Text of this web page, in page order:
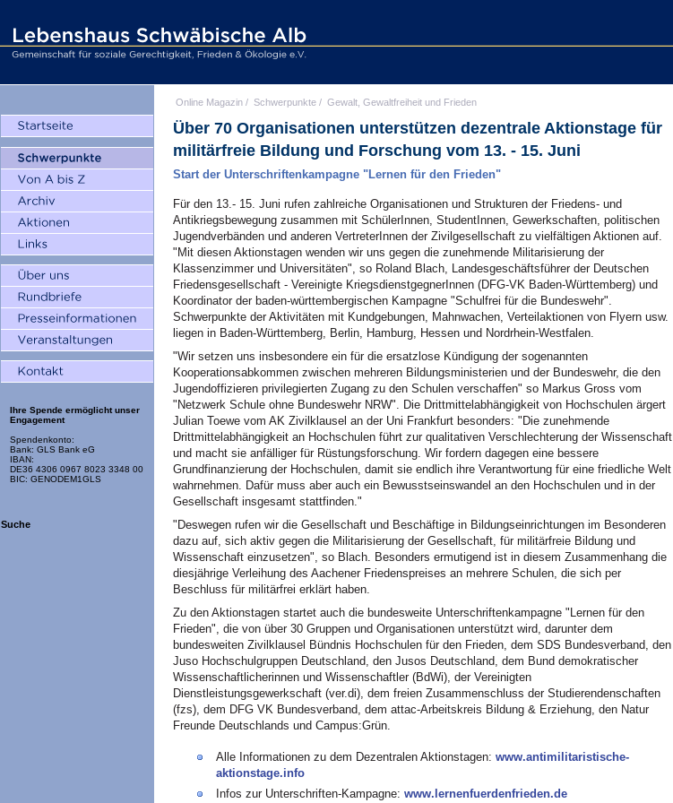
Ihre Spende ermöglicht unser
Engagement
Spendenkonto:
Bank: GLS Bank eG
IBAN:
DE36 4306 0967 8023 3348 00
BIC: GENODEM1GLS
Suche
Online Magazin / Schwerpunkte / Gewalt, Gewaltfreiheit und Frieden
Über 70 Organisationen unterstützen dezentrale Aktionstage für
militärfreie Bildung und Forschung vom 13. - 15. Juni
Start der Unterschriftenkampagne "Lernen für den Frieden"
Für den 13.- 15. Juni rufen zahlreiche Organisationen und Strukturen der Friedens- und
Antikriegsbewegung zusammen mit SchülerInnen, StudentInnen, Gewerkschaften, politischen
Jugendverbänden und anderen VertreterInnen der Zivilgesellschaft zu vielfältigen Aktionen auf.
"Mit diesen Aktionstagen wenden wir uns gegen die zunehmende Militarisierung der
Klassenzimmer und Universitäten", so Roland Blach, Landesgeschäftsführer der Deutschen
Friedensgesellschaft - Vereinigte KriegsdienstgegnerInnen (DFG-VK Baden-Württemberg) und
Koordinator der baden-württembergischen Kampagne "Schulfrei für die Bundeswehr".
Schwerpunkte der Aktivitäten mit Kundgebungen, Mahnwachen, Verteilaktionen von Flyern usw.
liegen in Baden-Württemberg, Berlin, Hamburg, Hessen und Nordrhein-Westfalen.
"Wir setzen uns insbesondere ein für die ersatzlose Kündigung der sogenannten
Kooperationsabkommen zwischen mehreren Bildungsministerien und der Bundeswehr, die den
Jugendoffizieren privilegierten Zugang zu den Schulen verschaffen" so Markus Gross vom
"Netzwerk Schule ohne Bundeswehr NRW". Die Drittmittelabhängigkeit von Hochschulen ärgert
Julian Toewe vom AK Zivilklausel an der Uni Frankfurt besonders: "Die zunehmende
Drittmittelabhängigkeit an Hochschulen führt zur qualitativen Verschlechterung der Wissenschaft
und macht sie anfälliger für Rüstungsforschung. Wir fordern dagegen eine bessere
Grundfinanzierung der Hochschulen, damit sie endlich ihre Verantwortung für eine friedliche Welt
wahrnehmen. Dafür muss aber auch ein Bewusstseinswandel an den Hochschulen und in der
Gesellschaft insgesamt stattfinden."
"Deswegen rufen wir die Gesellschaft und Beschäftige in Bildungseinrichtungen im Besonderen
dazu auf, sich aktiv gegen die Militarisierung der Gesellschaft, für militärfreie Bildung und
Wissenschaft einzusetzen", so Blach. Besonders ermutigend ist in diesem Zusammenhang die
diesjährige Verleihung des Aachener Friedenspreises an mehrere Schulen, die sich per
Beschluss für militärfrei erklärt haben.
Zu den Aktionstagen startet auch die bundesweite Unterschriftenkampagne "Lernen für den
Frieden", die von über 30 Gruppen und Organisationen unterstützt wird, darunter dem
bundesweiten Zivilklausel Bündnis Hochschulen für den Frieden, dem SDS Bundesverband, den
Juso Hochschulgruppen Deutschland, den Jusos Deutschland, dem Bund demokratischer
Wissenschaftlicherinnen und Wissenschaftler (BdWi), der Vereinigten
Dienstleistungsgewerkschaft (ver.di), dem freien Zusammenschluss der Studierendenschaften
(fzs), dem DFG VK Bundesverband, dem attac-Arbeitskreis Bildung & Erziehung, den Natur
Freunde Deutschlands und Campus:Grün.
Alle Informationen zu dem Dezentralen Aktionstagen: www.antimilitaristische-
aktionstage.info
Infos zur Unterschriften-Kampagne: www.lernenfuerdenfrieden.de